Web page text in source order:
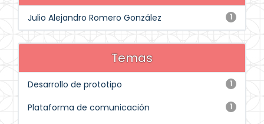
1
Julio Alejandro Romero González
Temas
1
Desarrollo de prototipo
1
Plataforma de comunicación